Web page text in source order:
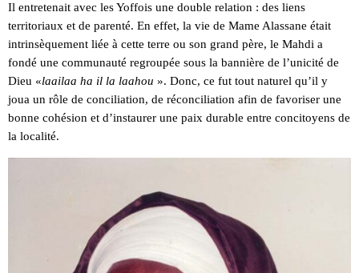
Il entretenait avec les Yoffois une double relation : des liens
territoriaux et de parenté. En effet, la vie de Mame Alassane était
intrinsèquement liée à cette terre ou son grand père, le Mahdi a
fondé une communauté regroupée sous la bannière de l’unicité de
Dieu «laailaa ha il la laahou ». Donc, ce fut tout naturel qu’il y
joua un rôle de conciliation, de réconciliation afin de favoriser une
bonne cohésion et d’instaurer une paix durable entre concitoyens de
la localité.